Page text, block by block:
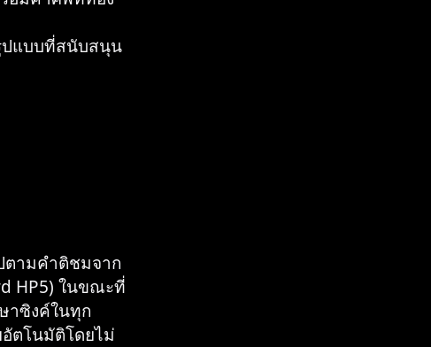
ปแบบที่สนับสนุน
ตามคำติชมจาก
HP5) ในขณะที่
าซิงค์ในทุก
ตโนมัติโดยไม่